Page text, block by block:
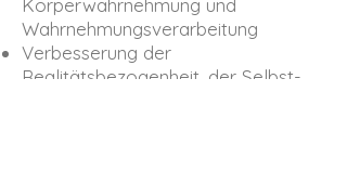
Körperwahrnehmung und
Wahrnehmungsverarbeitung
Verbesserung der
Realitätsbezogenheit, der Selbst-